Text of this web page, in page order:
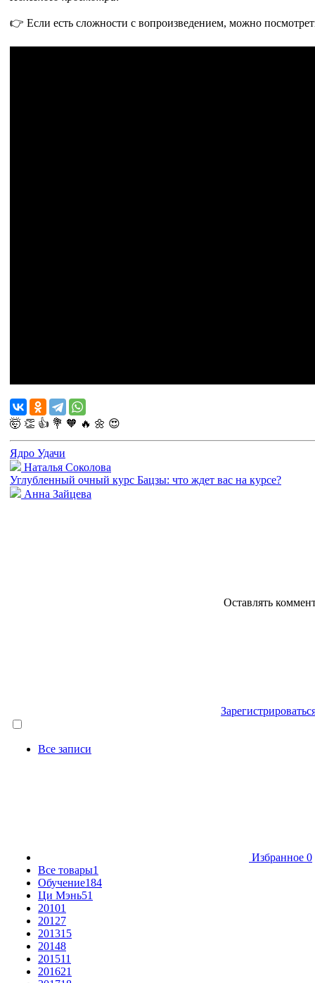
👉 Если есть сложности с вопроизведением, можно
🤯 👏 👍 💐 🧡 🔥 🌼 😍
Ядро Удачи
Наталья Соколова
Углубленный очный курс Бацзы: что ждет вас на курсе?
Анна Зайцева
Оставлять
Все записи
Избранное 0
Все товары1
Обучение184
Ци Мэнь51
20101
20127
201315
20148
201511
201621